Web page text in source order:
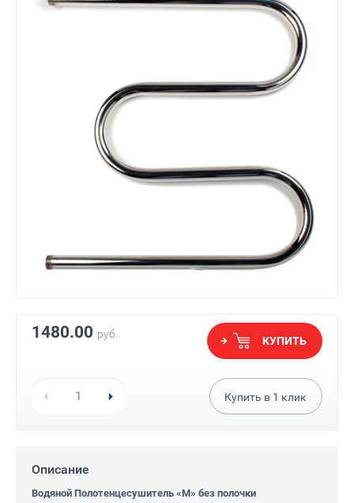
1480.00 руб.
КУПИТЬ
Купить в 1 клик
Описание
Водяной Полотенцесушитель «M» без полочки